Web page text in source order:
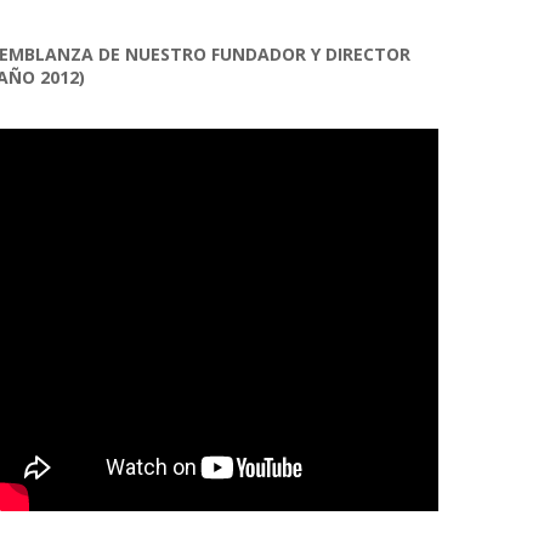
DE NUESTRO FUNDADOR Y DIRECTOR
2012)